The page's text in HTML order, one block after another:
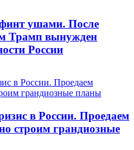
ушами. После
Трамп вынужден
России
в России. Проедаем
строим грандиозные